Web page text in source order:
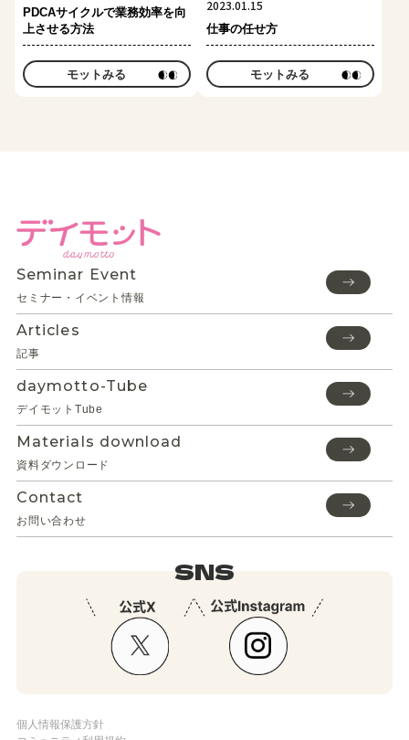
PDCAサイクルで業務効率を向
上させる方法
モットみる
2023.01.15
仕事の任せ方
モットみる
Seminar Event
セミナー・イベント情報
Articles
記事
daymotto-Tube
デイモットTube
Materials download
資料ダウンロード
Contact
お問い合わせ
SNS
個人情報保護方針